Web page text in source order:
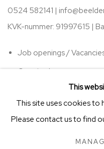
0524 582141 |
KVK-nummer: 91997615 |
Job openings /
Opening hours
This
This site uses cookies to
Please contact us to find